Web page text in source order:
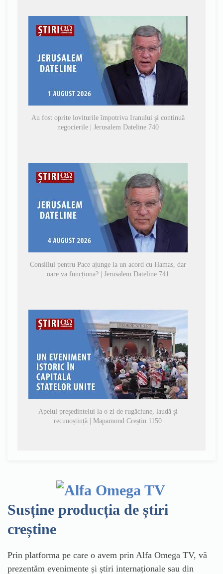
Au fost oprite loviturile împotriva Iranului și continuă
negocierile | Jerusalem Dateline 740
Consiliul pentru Pace ajunge la un acord cu Hamas, dar
oare va funcționa? | Jerusalem Dateline 741
Apelul președintelui la o zi de rugăciune, laudă și
recunoștință | Mapamond Creștin 1150
Susține producția de știri
creștine
Prin platforma pe care o avem prin Alfa Omega TV, vă
prezentăm evenimente și știri internaționale sau din